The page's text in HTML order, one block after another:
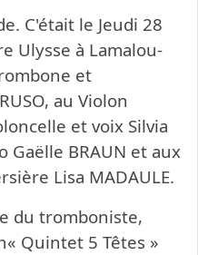
C'était le Jeudi 28
Ulysse à Lamalou-
et
au Violon
et voix Silvia
Gaëlle BRAUN et aux
Lisa MADAULE.
du tromboniste,
Quintet 5 Têtes »